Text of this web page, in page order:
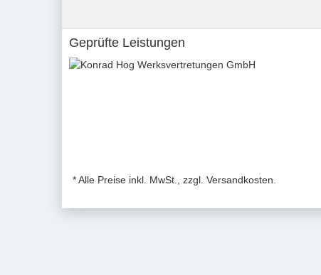
Geprüfte Leistungen
* Alle Preise inkl. MwSt., zzgl. Versandkosten.